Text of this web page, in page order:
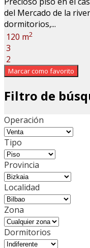
del Mercado de la
dormitorios,...
120 m2
3
2
Marcar como favorito
Filtro de
Operación
Tipo
Provincia
Localidad
Zona
Dormitorios